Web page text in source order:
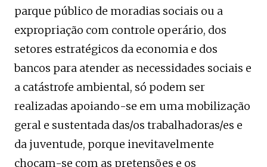
parque público de moradias sociais ou a
expropriação com controle operário, dos
setores estratégicos da economia e dos
bancos para atender as necessidades sociais e
a catástrofe ambiental, só podem ser
realizadas apoiando-se em uma mobilização
geral e sustentada das/os trabalhadoras/es e
da juventude, porque inevitavelmente
chocam-se com as pretensões e os